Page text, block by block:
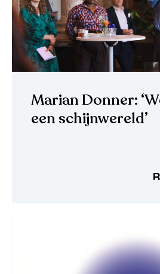
Marian Donner:
een schijnwereld’